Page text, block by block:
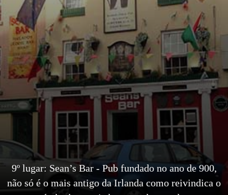
9º lugar: Sean’s Bar - Pub fundado no ano de 900,
não só é o mais antigo da Irlanda como reivindica o